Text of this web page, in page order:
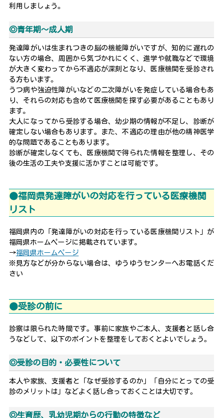
利用しましょう。
◎青年期～成人期
発達障がいは生まれつきの脳の機能障がいですが、知的に遅れの
ない方の場合、周囲から気づかれにくく、進学や就職などで環境
が大きく変わってから不適応が深刻となり、医療機関を受診され
る方もいます。
うつ病や強迫性障がいなどの二次障がいを発症している場合もあ
り、それらの対応も含めて医療機関を探す必要があることもあり
ます。
大人になってから受診する場合、幼少期の情報が不足し、診断が
確定しない場合もあります。また、不適応の理由が他の精神医学
的な問題であることもあります。
診断が確定しなくても、医療機関で得られた情報を整理し、その
後の生活の工夫や支援に活かすことは可能です。
●福岡県発達障がいの対応を行っている医療機関
リスト
福岡県内の「発達障がいの対応を行っている医療機関リスト」が
福岡県ホームページに掲載されています。
→福岡県ホームページ
※見方などが分からない場合は、ゆうゆうセンターへお電話くだ
さい
●受診の前に
診察は限られた時間です。事前に家族やご本人、支援者と話し合
うなどして、以下のポイントを整理をしておくとよいでしょう。
◎受診の目的・必要性について
本人や家族、支援者と「なぜ受診するのか」「自分にとっての受
診のメリットは」などよく話し合っておくことは大切です。
◎生育歴、乳幼児期からの行動の特徴など